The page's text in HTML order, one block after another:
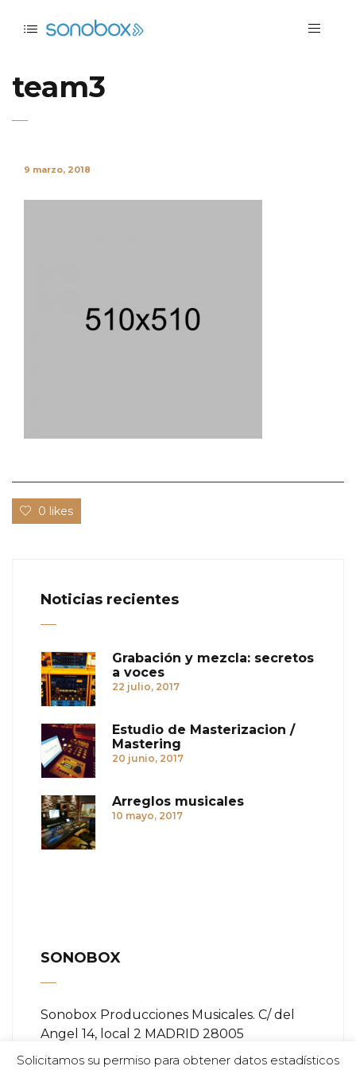
team3
9 marzo, 2018
0 likes
Noticias recientes
Grabación y mezcla: secretos
a voces
22 julio, 2017
Estudio de Masterizacion /
Mastering
20 junio, 2017
Arreglos musicales
10 mayo, 2017
SONOBOX
Sonobox Producciones Musicales. C/ del
Angel 14, local 2 MADRID 28005
Solicitamos su permiso para obtener datos estadísticos